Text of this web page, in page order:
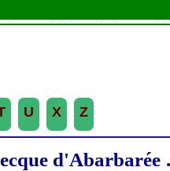
U X Z
d'Abarbarée